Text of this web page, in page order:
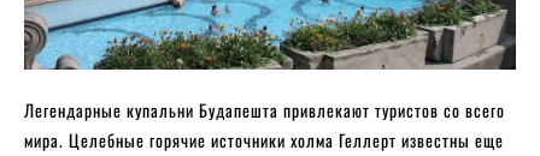
Легендарные купальни Будапешта привлекают туристов со всего
мира. Целебные горячие источники холма Геллерт известны еще